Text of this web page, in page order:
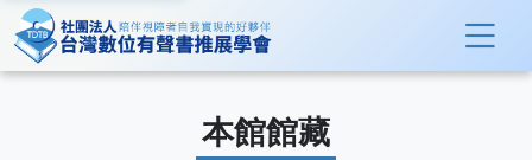
本館館藏